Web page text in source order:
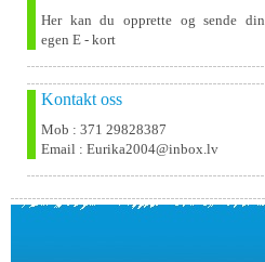
Her kan du opprette og sende din
egen E - kort
Kontakt oss
Mob : 371 29828387
Email : Eurika2004@inbox.lv